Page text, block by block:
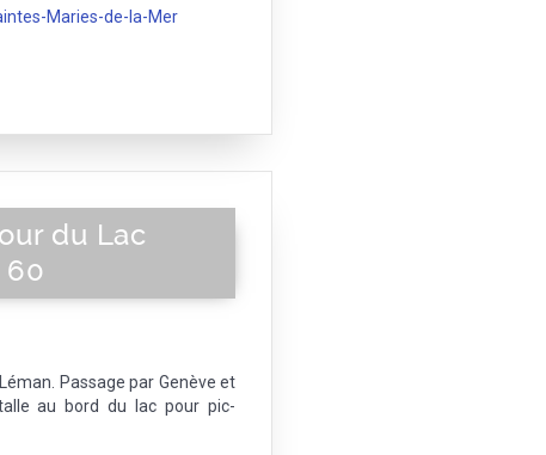
Maries-de-la-Mer
du Lac
60
Passage par Genève et
au bord du lac pour pic-